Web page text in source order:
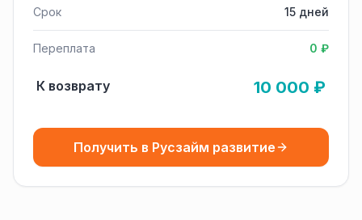
Срок
15 дней
Переплата 0 ₽
К возврату 10 000 ₽
Получить в Русзайм развитие